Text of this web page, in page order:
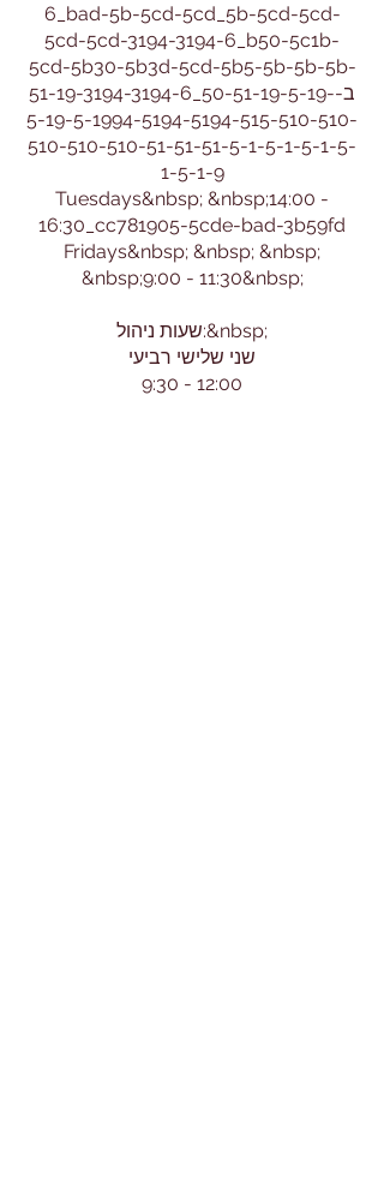
6_bad-5b-5cd-5cd_5b-5cd-5cd-
5cd-5cd-3194-3194-6_b50-5c1b-
5cd-5b30-5b3d-5cd-5b5-5b-5b-5b-
51-19-3194-3194-6_ב-50-51-19-5-19-
5-19-5-1994-5194-5194-515-510-510-
510-510-510-51-51-51-5-1-5-1-5-1-5-
1-5-1-9
Tuesdays&nbsp; &nbsp;14:00 -
16:30_cc781905-5cde-bad-3b59fd
Fridays&nbsp; &nbsp; &nbsp;
&nbsp;9:00 - 11:30&nbsp;
שעות ניהול:&nbsp;
שני שלישי רביעי
9:30 - 12:00